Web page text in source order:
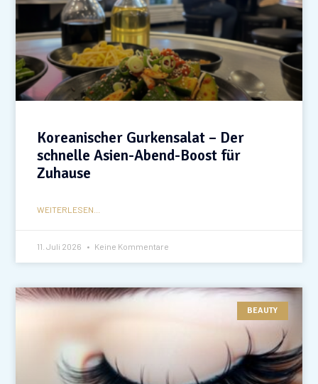
Koreanischer Gurkensalat – Der
schnelle Asien-Abend-Boost für
Zuhause
WEITERLESEN...
11. Juli 2026 Keine Kommentare
BEAUTY